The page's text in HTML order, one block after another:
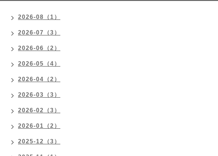
2026-08（1）
2026-07（3）
2026-06（2）
2026-05（4）
2026-04（2）
2026-03（3）
2026-02（3）
2026-01（2）
2025-12（3）